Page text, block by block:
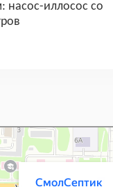
насос-иллосос со